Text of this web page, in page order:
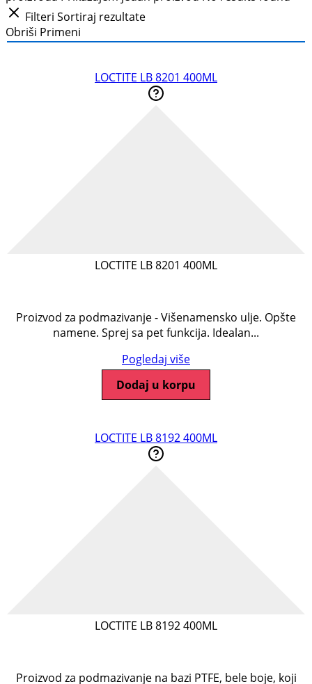
Filteri Sortiraj rezultate
Obriši Primeni
LOCTITE LB 8201 400ML
LOCTITE LB 8201 400ML
Proizvod za podmazivanje - Višenamensko ulje. Opšte
namene. Sprej sa pet funkcija. Idealan...
Pogledaj više
Dodaj u korpu
LOCTITE LB 8192 400ML
LOCTITE LB 8192 400ML
Proizvod za podmazivanje na bazi PTFE, bele boje, koji